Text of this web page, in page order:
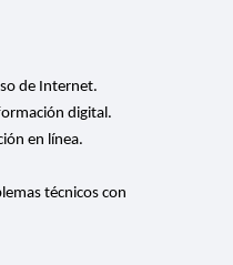
de Internet.
digital.
en línea.
técnicos con